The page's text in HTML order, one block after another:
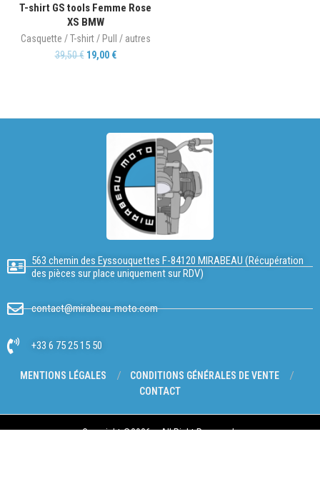
T-shirt GS tools Femme Rose
XS BMW
Casquette / T-shirt / Pull / autres
39,50€ 19,00 €
563 chemin des Eyssouquettes F-84120 MIRABEAU (Récupération
des pièces sur place uniquement sur RDV)
contact@mirabeau-moto.com
+33 6 75 25 15 50
MENTIONS LÉGALES
CONDITIONS GÉNÉRALES DE VENTE
CONTACT
Copyright @2026 – All Right Reserved.